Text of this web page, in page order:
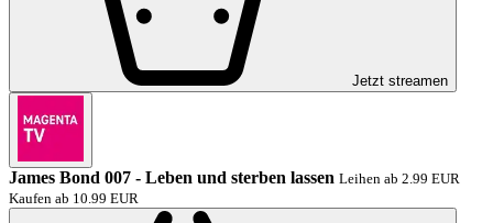
Jetzt streamen
James Bond 007 - Leben und sterben lassen Leihen ab 2.99 EUR
Kaufen ab 10.99 EUR